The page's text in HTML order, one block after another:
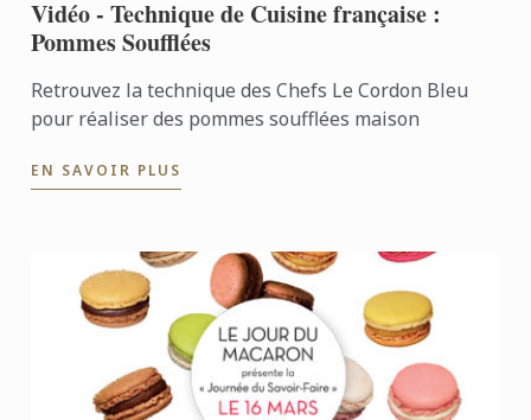
Vidéo - Technique de Cuisine française :
Pommes Soufflées
Retrouvez la technique des Chefs Le Cordon Bleu
pour réaliser des pommes soufflées maison
EN SAVOIR PLUS